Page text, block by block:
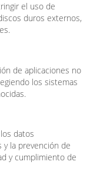
el uso de
duros externos,
de aplicaciones no
los sistemas
datos
la prevención de
y cumplimiento de